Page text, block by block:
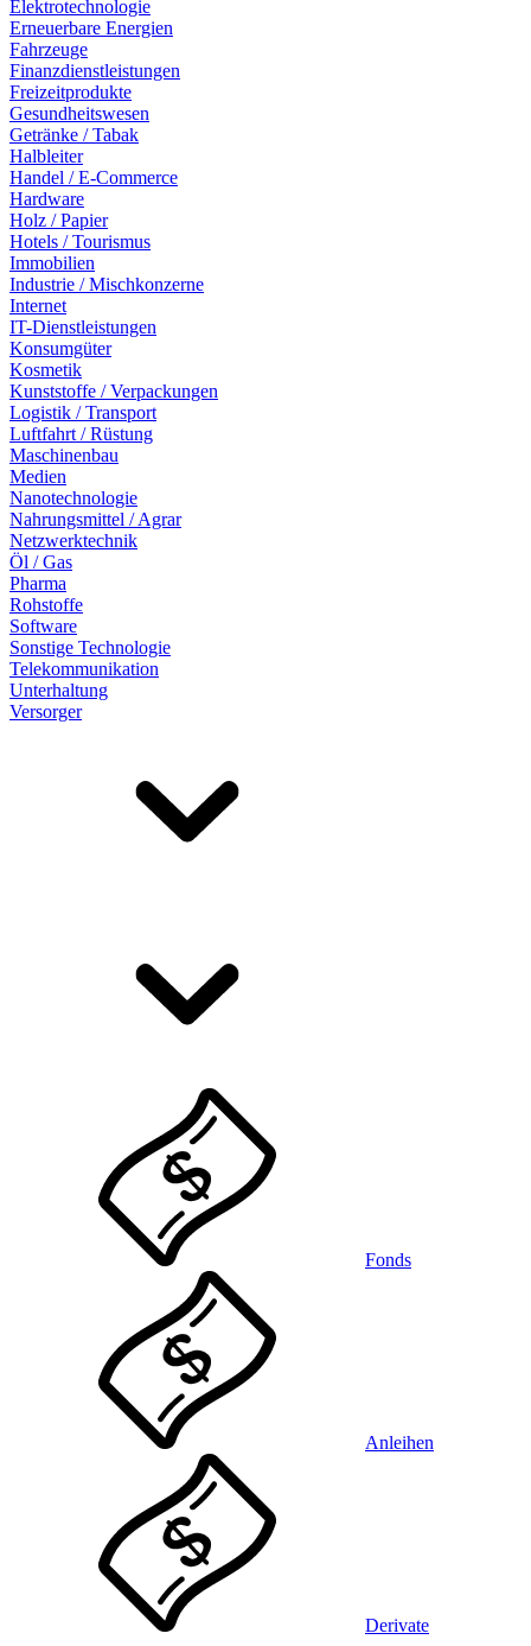
Elektrotechnologie
Erneuerbare Energien
Fahrzeuge
Finanzdienstleistungen
Freizeitprodukte
Gesundheitswesen
Getränke / Tabak
Halbleiter
Handel / E-Commerce
Hardware
Holz / Papier
Hotels / Tourismus
Immobilien
Industrie / Mischkonzerne
Internet
IT-Dienstleistungen
Konsumgüter
Kosmetik
Kunststoffe / Verpackungen
Logistik / Transport
Luftfahrt / Rüstung
Maschinenbau
Medien
Nanotechnologie
Nahrungsmittel / Agrar
Netzwerktechnik
Öl / Gas
Pharma
Rohstoffe
Software
Sonstige Technologie
Telekommunikation
Unterhaltung
Versorger
Fonds
Anleihen
Derivate